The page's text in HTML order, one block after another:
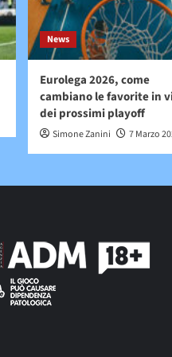
News
Eurolega 2026, come
cambiano le favorite in
dei prossimi playoff
Simone Zanini 7 Marzo